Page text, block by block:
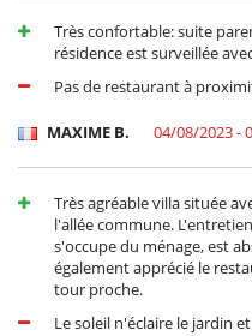
En el exterior
Barbacoa
Ducha exterior
Parking
Equipos, instalaciones,
Caja fuerte
Canoa / kayak
Niños
Très confortable: suite
résidence est surveillée
Pas de restaurant à
MAXIME B. 04/08/2023 -
Très agréable villa située
l'allée commune.
s'occupe du ménage, est
également apprécié le
tour proche.
Le soleil n'éclaire le jardin